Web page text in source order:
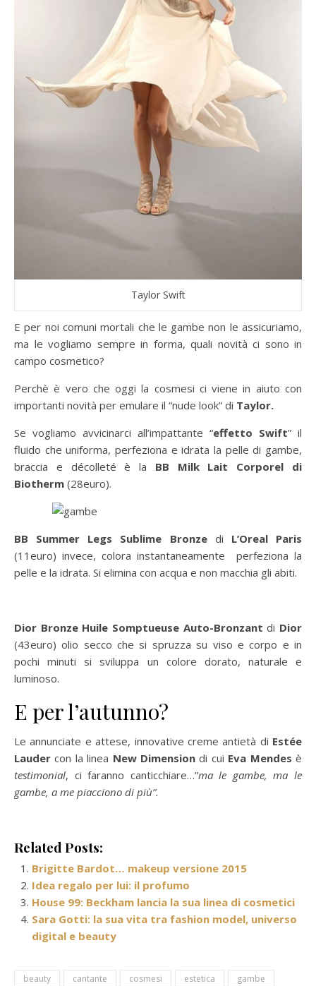
Taylor Swift
E per noi comuni mortali che le gambe non le assicuriamo,
ma le vogliamo sempre in forma, quali novità ci sono in
campo cosmetico?
Perchè è vero che oggi la cosmesi ci viene in aiuto con
importanti novità per emulare il “nude look” di Taylor.
Se vogliamo avvicinarci all’impattante “effetto Swift” il
fluido che uniforma, perfeziona e idrata la pelle di gambe,
braccia e décolleté è la BB Milk Lait Corporel di
Biotherm (28euro).
BB Summer Legs Sublime Bronze di L’Oreal Paris
(11euro) invece, colora instantaneamente perfeziona la
pelle e la idrata. Si elimina con acqua e non macchia gli abiti.
Dior Bronze Huile Somptueuse Auto-Bronzantdi Dior
(43euro) olio secco che si spruzza su viso e corpo e in
pochi minuti si sviluppa un colore dorato, naturale e
luminoso.
E per l’autunno?
Le annunciate e attese, innovative creme antietà di Estée
Lauder con la linea New Dimension di cui Eva Mendesè
testimonial, ci faranno canticchiare…”ma le gambe, ma le
gambe, a me piacciono di più”.
Related Posts:
Brigitte Bardot… makeup versione 2015
Idea regalo per lui: il profumo
House 99: Beckham lancia la sua linea di cosmetici
Sara Gotti: la sua vita tra fashion model, universo
digital e beauty
beauty cantante cosmesi estetica
gambe